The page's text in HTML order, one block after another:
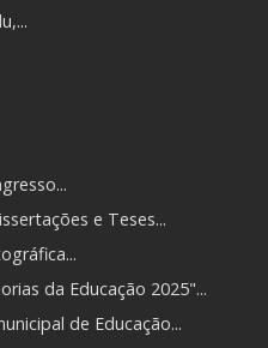
e Teses...
da Educação 2025"...
de Educação...